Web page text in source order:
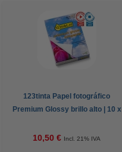
123tinta Papel fotográfico
Premium Glossy brillo alto | 10 x
10,50 € Incl. 21% IVA